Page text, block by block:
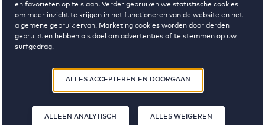
en favorieten op te slaan. Verder gebruiken we statistische cookies
om meer inzicht te krijgen in het functioneren van de website en het
algemene gebruik ervan. Marketing cookies worden door derden
gebruikt en hebben als doel om advertenties af te stemmen op uw
surfgedrag.
Door op ‘Zelf instellen’ te klikken, kunt u meer lezen over onze cookies
en uw voorkeuren aanpassen. Door op ‘Alles accepteren en doorgaan’
te klikken, gaat u akkoord met het gebruik van cookies zoals
ALLES ACCEPTEREN EN DOORGAAN
ALLEEN ANALYTISCH ALLES WEIGEREN